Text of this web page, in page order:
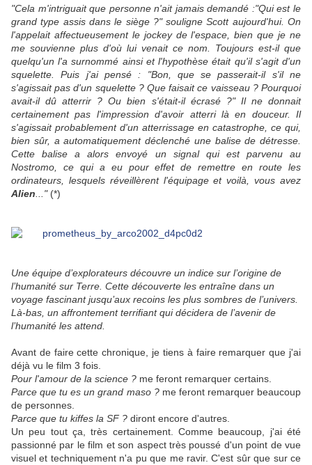
"Cela m'intriguait que personne n'ait jamais demandé :"Qui est le
grand type assis dans le siège ?" souligne Scott aujourd'hui. On
l'appelait affectueusement le jockey de l'espace, bien que je ne
me souvienne plus d'où lui venait ce nom. Toujours est-il que
quelqu'un l'a surnommé ainsi et l'hypothèse était qu'il s'agit d'un
squelette. Puis j'ai pensé : "Bon, que se passerait-il s'il ne
s'agissait pas d'un squelette ? Que faisait ce vaisseau ? Pourquoi
avait-il dû atterrir ? Ou bien s'était-il écrasé ?" Il ne donnait
certainement pas l'impression d'avoir atterri là en douceur. Il
s'agissait probablement d'un atterrissage en catastrophe, ce qui,
bien sûr, a automatiquement déclenché une balise de détresse.
Cette balise a alors envoyé un signal qui est parvenu au
Nostromo, ce qui a eu pour effet de remettre en route les
ordinateurs, lesquels réveillèrent l'équipage et voilà, vous avez
Alien ..."(*)
Une équipe d’explorateurs découvre un indice sur l’origine de
l’humanité sur Terre. Cette découverte les entraîne dans un
voyage fascinant jusqu’aux recoins les plus sombres de l’univers.
Là-bas, un affrontement terrifiant qui décidera de l’avenir de
l’humanité les attend.
Avant de faire cette chronique, je tiens à faire remarquer que j'ai
déjà vu le film 3 fois.
Pour l'amour de la science ? me feront remarquer certains.
Parce que tu es un grand maso ?me feront remarquer beaucoup
de personnes.
Parce que tu kiffes la SF ? diront encore d'autres.
Un peu tout ça, très certainement. Comme beaucoup, j'ai été
passionné par le film et son aspect très poussé d'un point de vue
visuel et techniquement n'a pu que me ravir. C'est sûr que sur ce